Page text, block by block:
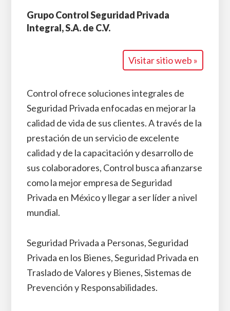
Grupo Control Seguridad Privada
Integral, S.A. de C.V.
Visitar sitio web »
Control ofrece soluciones integrales de
Seguridad Privada enfocadas en mejorar la
calidad de vida de sus clientes. A través de la
prestación de un servicio de excelente
calidad y de la capacitación y desarrollo de
sus colaboradores, Control busca afianzarse
como la mejor empresa de Seguridad
Privada en México y llegar a ser líder a nivel
mundial.
Seguridad Privada a Personas, Seguridad
Privada en los Bienes, Seguridad Privada en
Traslado de Valores y Bienes, Sistemas de
Prevención y Responsabilidades.